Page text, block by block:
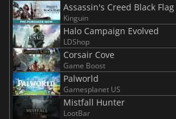
Assassin's Creed Black
Kinguin
Halo Campaign Evolved
LDShop
Corsair Cove
Game Boost
Palworld
Gamesplanet US
Mistfall Hunter
LootBar